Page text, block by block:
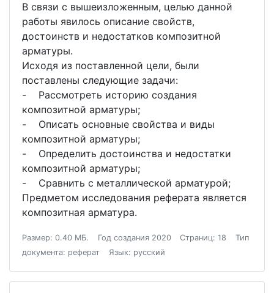
В связи с вышеизложенным, целью данной
работы явилось описание свойств,
достоинств и недостатков композитной
арматуры.
Исходя из поставленной цели, были
поставлены следующие задачи:
- Рассмотреть историю создания
композитной арматуры;
- Описать основные свойства и виды
композитной арматуры;
- Определить достоинства и недостатки
композитной арматуры;
- Сравнить с металлической арматурой;
Предметом исследования реферата является
композитная арматура.
Размер: 0.40 МБ. Год создания 2020 Страниц: 18
Тип
документа: реферат
Язык: русский